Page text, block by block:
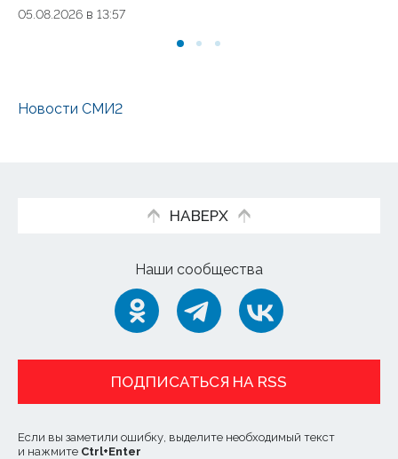
05.08.2026 в 13:57
Новости СМИ2
НАВЕРХ
Наши сообщества
ПОДПИСАТЬСЯ НА RSS
Если вы заметили ошибку, выделите необходимый текст
и нажмите Ctrl+Enter